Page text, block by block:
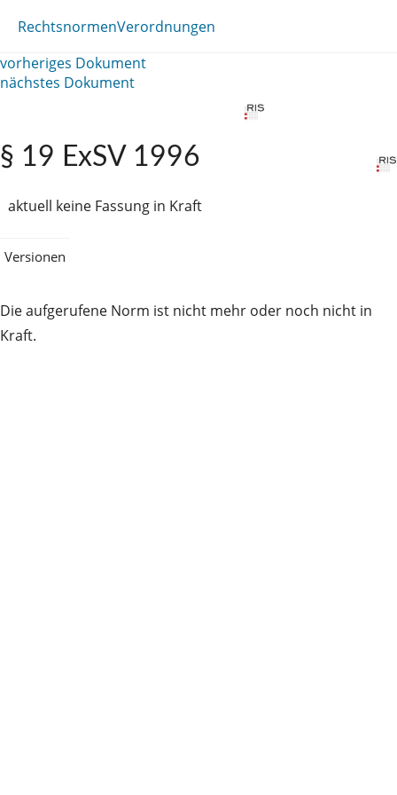
RechtsnormenVerordnungen
vorheriges Dokument
nächstes Dokument
§ 19 ExSV 1996
aktuell keine Fassung in Kraft
Versionen
Die aufgerufene Norm ist nicht mehr oder noch nicht in
Kraft.